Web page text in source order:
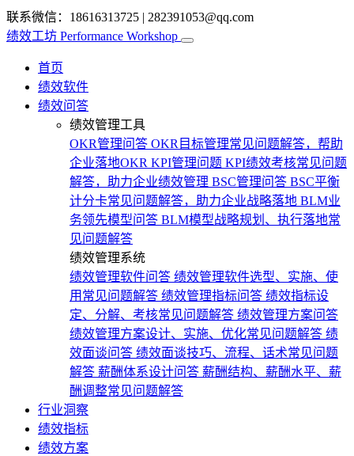
联系微信：18616313725 | 282391053@qq.com
绩效工坊 Performance Workshop
首页
绩效软件
绩效问答
绩效管理工具
OKR管理问答 OKR目标管理常见问题解答，帮助
企业落地OKR KPI管理问题 KPI绩效考核常见问题
解答，助力企业绩效管理 BSC管理问答 BSC平衡
计分卡常见问题解答，助力企业战略落地 BLM业
务领先模型问答 BLM模型战略规划、执行落地常
见问题解答
绩效管理系统
绩效管理软件问答 绩效管理软件选型、实施、使
用常见问题解答 绩效管理指标问答 绩效指标设
定、分解、考核常见问题解答 绩效管理方案问答
绩效管理方案设计、实施、优化常见问题解答 绩
效面谈问答 绩效面谈技巧、流程、话术常见问题
解答 薪酬体系设计问答 薪酬结构、薪酬水平、薪
酬调整常见问题解答
行业洞察
绩效指标
绩效方案